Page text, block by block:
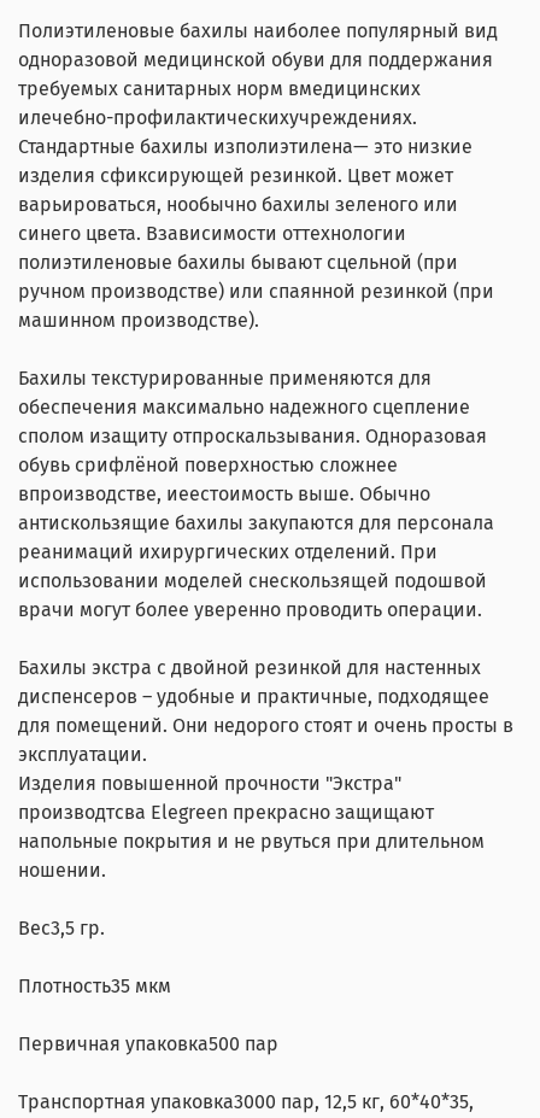
Полиэтиленовые бахилы наиболее популярный вид
одноразовой медицинской обуви для поддержания
требуемых санитарных норм вмедицинских
илечебно-профилактическихучреждениях.
Стандартные бахилы изполиэтилена— это низкие
изделия сфиксирующей резинкой. Цвет может
варьироваться, нообычно бахилы зеленого или
синего цвета. Взависимости оттехнологии
полиэтиленовые бахилы бывают сцельной (при
ручном производстве) или спаянной резинкой (при
машинном производстве).
Бахилы текстурированные применяются для
обеспечения максимально надежного сцепление
сполом изащиту отпроскальзывания. Одноразовая
обувь срифлёной поверхностью сложнее
впроизводстве, иеестоимость выше. Обычно
антискользящие бахилы закупаются для персонала
реанимаций ихирургических отделений. При
использовании моделей снескользящей подошвой
врачи могут более уверенно проводить операции.
Бахилы экстра с двойной резинкой для настенных
диспенсеров – удобные и практичные, подходящее
для помещений. Они недорого стоят и очень просты в
эксплуатации.
Изделия повышенной прочности "Экстра"
производтсва Elegreen прекрасно защищают
напольные покрытия и не рвуться при длительном
ношении.
Вес3,5 гр.
Плотность35 мкм
Первичная упаковка500 пар
Транспортная упаковка3000 пар, 12,5 кг, 60*40*35,